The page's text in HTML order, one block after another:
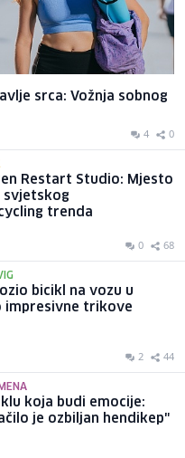
srca: Vožnja sobnog
4 0
Restart Studio: Mjesto
svjetskog
trenda
0 68
bicikl na vozu u
impresivne trikove
2 44
koja budi emocije:
je ozbiljan hendikep"